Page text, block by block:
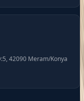
42090 Meram/Konya